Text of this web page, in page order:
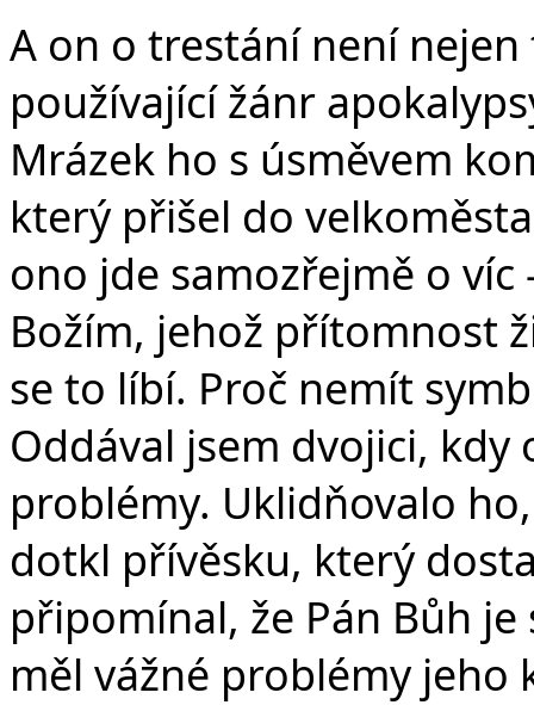
A on o trestání není
používající žánr
Mrázek ho s úsměvem
který přišel do
ono jde samozřejmě o
Božím, jehož přítomnost
se to líbí. Proč nemít
Oddával jsem dvojici,
problémy. Uklidňovalo
dotkl přívěsku, který
připomínal, že Pán Bůh
měl vážné problémy jeho